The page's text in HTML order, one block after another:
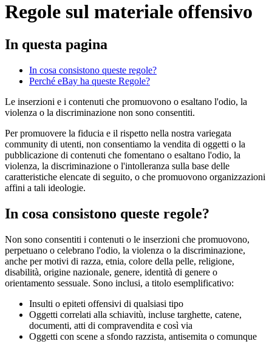
Regole sul materiale offensivo
In questa pagina
In cosa consistono queste regole?
Perché eBay ha queste Regole?
Le inserzioni e i contenuti che promuovono o esaltano l'odio, la
violenza o la discriminazione non sono consentiti.
Per promuovere la fiducia e il rispetto nella nostra variegata
community di utenti, non consentiamo la vendita di oggetti o la
pubblicazione di contenuti che fomentano o esaltano l'odio, la
violenza, la discriminazione o l'intolleranza sulla base delle
caratteristiche elencate di seguito, o che promuovono organizzazioni
affini a tali ideologie.
In cosa consistono queste regole?
Non sono consentiti i contenuti o le inserzioni che promuovono,
perpetuano o celebrano l'odio, la violenza o la discriminazione,
anche per motivi di razza, etnia, colore della pelle, religione,
disabilità, origine nazionale, genere, identità di genere o
orientamento sessuale. Sono inclusi, a titolo esemplificativo:
Insulti o epiteti offensivi di qualsiasi tipo
Oggetti correlati alla schiavitù, incluse targhette, catene,
documenti, atti di compravendita e così via
Oggetti con scene a sfondo razzista, antisemita o comunque